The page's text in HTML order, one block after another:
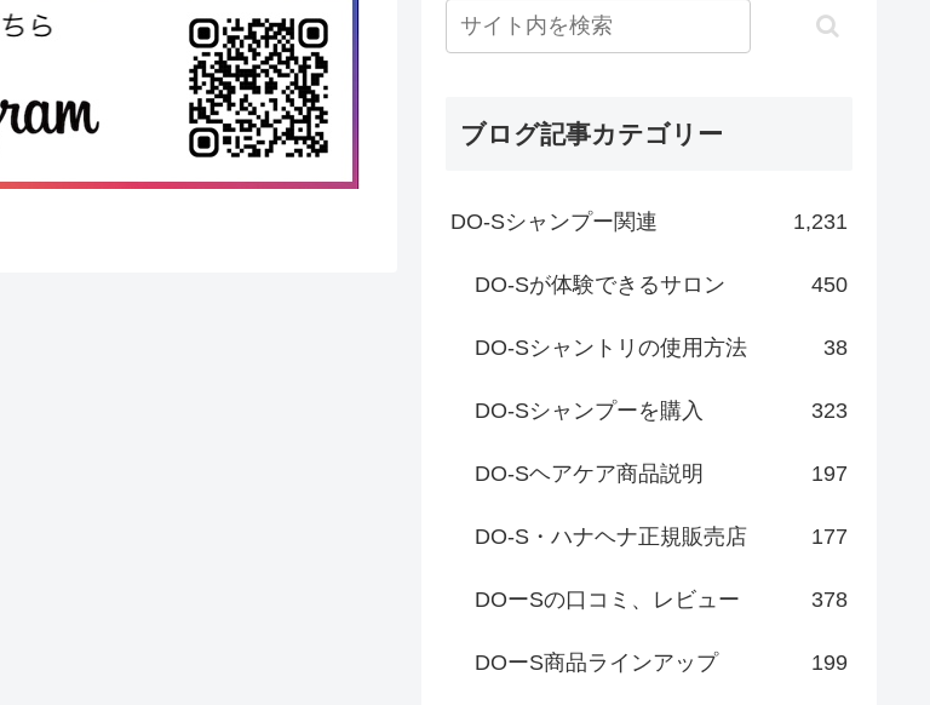
ブログ記事カテゴリー
DO-Sシャンプー関連 1,231
DO-Sが体験できるサロン 450
DO-Sシャントリの使用方法 38
DO-Sシャンプーを購入 323
DO-Sヘアケア商品説明 197
DO-S・ハナヘナ正規販売店 177
DOーSの口コミ、レビュー 378
DOーS商品ラインアップ 199